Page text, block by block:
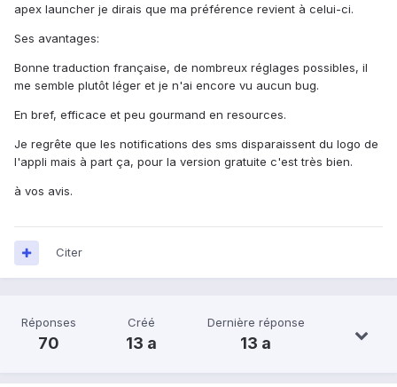
apex launcher je dirais que ma préférence revient à celui-ci.
Ses avantages:
Bonne traduction française, de nombreux réglages possibles, il
me semble plutôt léger et je n'ai encore vu aucun bug.
En bref, efficace et peu gourmand en resources.
Je regrête que les notifications des sms disparaissent du logo de
l'appli mais à part ça, pour la version gratuite c'est très bien.
à vos avis.
Citer
Réponses
70
Créé
13 a
Dernière réponse
13 a